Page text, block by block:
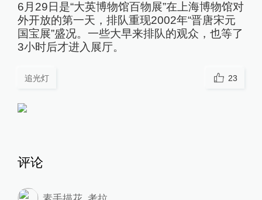
6月29日是“大英博物馆百物展”在上海博物馆对
外开放的第一天，排队重现2002年“晋唐宋元
国宝展”盛况。一些大早来排队的观众，也等了
3小时后才进入展厅。
追光灯 23
评论